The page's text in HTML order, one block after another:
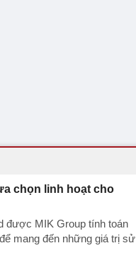
chọn linh hoạt cho
được MIK Group tính toán
mang đến những giá trị sử